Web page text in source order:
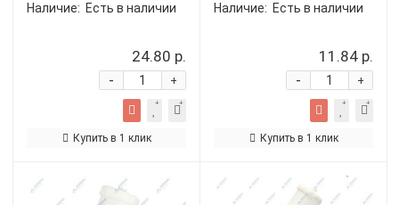
Наличие: Есть в наличии
24.80 р.
+
-
Купить в 1 клик
Наличие: Есть в наличии
11.84 р.
+
-
Купить в 1 клик